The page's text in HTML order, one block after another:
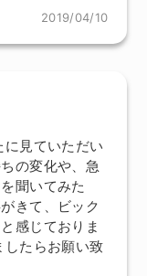
2019/04/10
見ていただい
の変化や、急
聞いてみた
きて、ビック
感じておりま
したらお願い致